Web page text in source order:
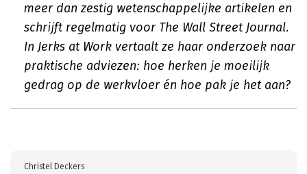
meer dan zestig wetenschappelijke artikelen en
schrijft regelmatig voor The Wall Street Journal.
In Jerks at Work vertaalt ze haar onderzoek naar
praktische adviezen: hoe herken je moeilijk
gedrag op de werkvloer én hoe pak je het aan?
Christel Deckers